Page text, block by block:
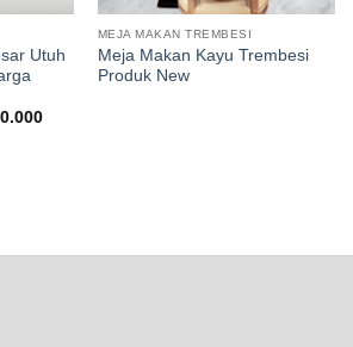
Utuh
Current
MEJA MAKAN TREMBESI
Meja Makan Kayu Trembesi
Produk New